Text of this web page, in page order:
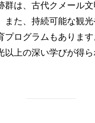
群は、古代クメール
また、持続可能な観
プログラムもありま
以上の深い学びが得